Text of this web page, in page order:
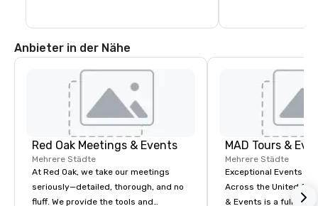
Anbieter in der Nähe
Red Oak Meetings & Events
Mehrere Städte
At Red Oak, we take our meetings
seriously—detailed, thorough, and no
fluff. We provide the tools and
MAD Tours &
Mehrere Städte
Exceptional Events &
Across the United States! MAD
& Events is a full-